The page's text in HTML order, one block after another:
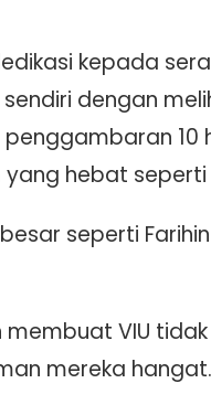
kepada
dengan
10
hebat seperti
seperti
VIU
mereka hangat.